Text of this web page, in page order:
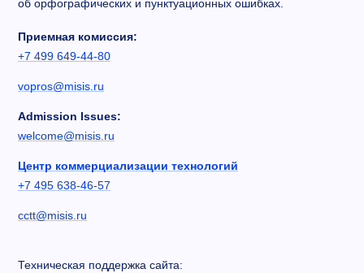
об орфографических и пунктуационных ошибках.
Приемная комиссия:
+7 499 649-44-80
vopros@misis.ru
Admission Issues:
welcome@misis.ru
Центр коммерциализации технологий
+7 495 638-46-57
cctt@misis.ru
Техническая поддержка сайта: